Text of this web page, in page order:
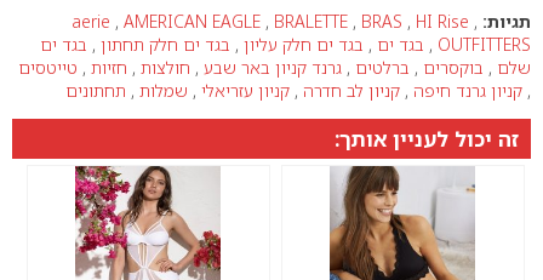
תגיות: aerie , AMERICAN EAGLE , BRALETTE , BRAS , HI Rise ,
OUTFITTERS
, בגד ים , בגד ים חלק עליון , בגד ים חלק תחתון , בגד ים
שלם , בוקסרים , ברלטים , גרנד קניון באר שבע , חולצות , חזיות , טייטסים
, קניון גרנד חיפה , קניון לב חדרה , קניון עזריאלי , שמלות , תחתונים
זה יכול לעניין אותך: